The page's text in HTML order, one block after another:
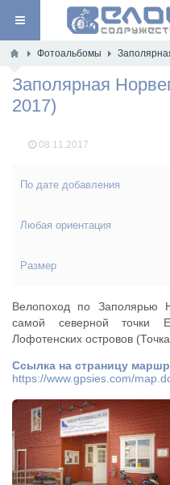
Фотоальбомы
Заполярная
2017)
08.11.2017
По дате добавления
Любая ориентация
Размер
Велопоход по Заполярью
самой северной
Лофотенских островов
Ссылка на страницу
https://www.gpsies.com/